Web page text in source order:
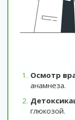
Осмотр
анамнеза.
глюкозой.